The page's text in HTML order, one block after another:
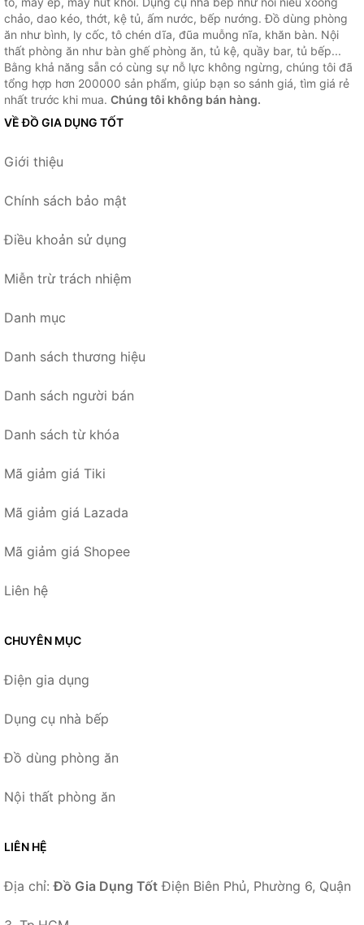
chảo, dao kéo, thớt, kệ tủ, ấm nước, bếp nướng. Đồ dùng phòng
ăn như bình, ly cốc, tô chén dĩa, đũa muỗng nĩa, khăn bàn. Nội
thất phòng ăn như bàn ghế phòng ăn, tủ kệ, quầy bar, tủ bếp...
Bằng khả năng sẵn có cùng sự nỗ lực không ngừng, chúng tôi đã
tổng hợp hơn 200000 sản phẩm, giúp bạn so sánh giá, tìm giá rẻ
nhất trước khi mua. Chúng tôi không bán hàng.
VỀ ĐỒ GIA DỤNG TỐT
Giới thiệu
Chính sách bảo mật
Điều khoản sử dụng
Miễn trừ trách nhiệm
Danh mục
Danh sách thương hiệu
Danh sách người bán
Danh sách từ khóa
Mã giảm giá Tiki
Mã giảm giá Lazada
Mã giảm giá Shopee
Liên hệ
CHUYÊN MỤC
Điện gia dụng
Dụng cụ nhà bếp
Đồ dùng phòng ăn
Nội thất phòng ăn
LIÊN HỆ
Địa chỉ:Đồ Gia Dụng Tốt Điện Biên Phủ, Phường 6, Quận